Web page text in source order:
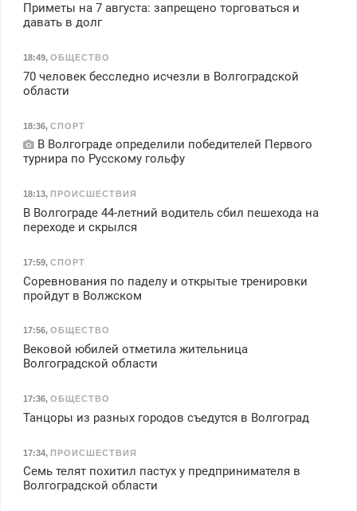
Приметы на 7 августа: запрещено торговаться и
давать в долг
18:49, ОБЩЕСТВО
70 человек бесследно исчезли в Волгоградской
области
18:36, СПОРТ
В Волгограде определили победителей Первого
турнира по Русскому гольфу
18:13, ПРОИСШЕСТВИЯ
В Волгограде 44-летний водитель сбил пешехода на
переходе и скрылся
17:59, СПОРТ
Соревнования по паделу и открытые тренировки
пройдут в Волжском
17:56, ОБЩЕСТВО
Вековой юбилей отметила жительница
Волгоградской области
17:36, ОБЩЕСТВО
Танцоры из разных городов съедутся в Волгоград
17:34, ПРОИСШЕСТВИЯ
Семь телят похитил пастух у предпринимателя в
Волгоградской области